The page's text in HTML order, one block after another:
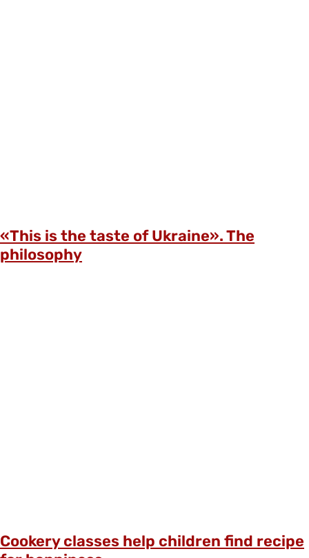
«This is the taste of Ukraine». The
philosophy
Cookery classes help children find recipe